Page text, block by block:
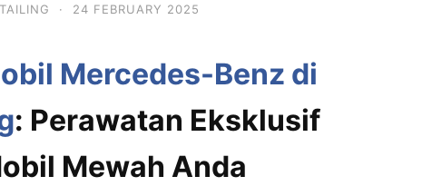
· 24 FEBRUARY 2025
Mercedes-Benz di
: Perawatan Eksklusif
Mewah Anda